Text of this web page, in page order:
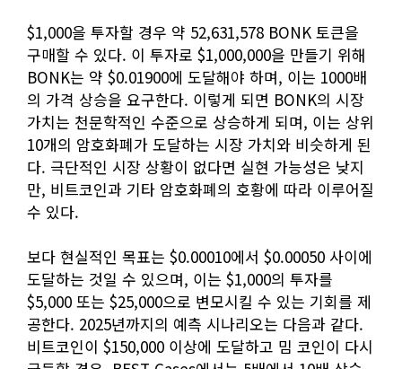
$1,000을 투자할 경우 약 52,631,578 BONK 토큰을
구매할 수 있다. 이 투자로 $1,000,000을 만들기 위해
BONK는 약 $0.01900에 도달해야 하며, 이는 1000배
의 가격 상승을 요구한다. 이렇게 되면 BONK의 시장
가치는 천문학적인 수준으로 상승하게 되며, 이는 상위
10개의 암호화폐가 도달하는 시장 가치와 비슷하게 된
다. 극단적인 시장 상황이 없다면 실현 가능성은 낮지
만, 비트코인과 기타 암호화폐의 호황에 따라 이루어질
수 있다.
보다 현실적인 목표는 $0.00010에서 $0.00050 사이에
도달하는 것일 수 있으며, 이는 $1,000의 투자를
$5,000 또는 $25,000으로 변모시킬 수 있는 기회를 제
공한다. 2025년까지의 예측 시나리오는 다음과 같다.
비트코인이 $150,000 이상에 도달하고 밈 코인이 다시